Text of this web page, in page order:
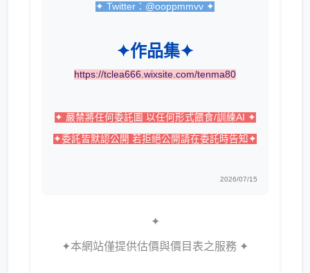
✦ Twitter：@ooppmmvv ✦
✦作品集✦
https://tclea666.wixsite.com/tenma80
✦ 嚴禁將任何委託圖 以任何形式餵食/訓練AI ✦
✦委託皆默認公開 若拒絕公開請在委託時告知✦
2026/07/15
✦
✦本網站僅提供估價與價目表之服務 ✦